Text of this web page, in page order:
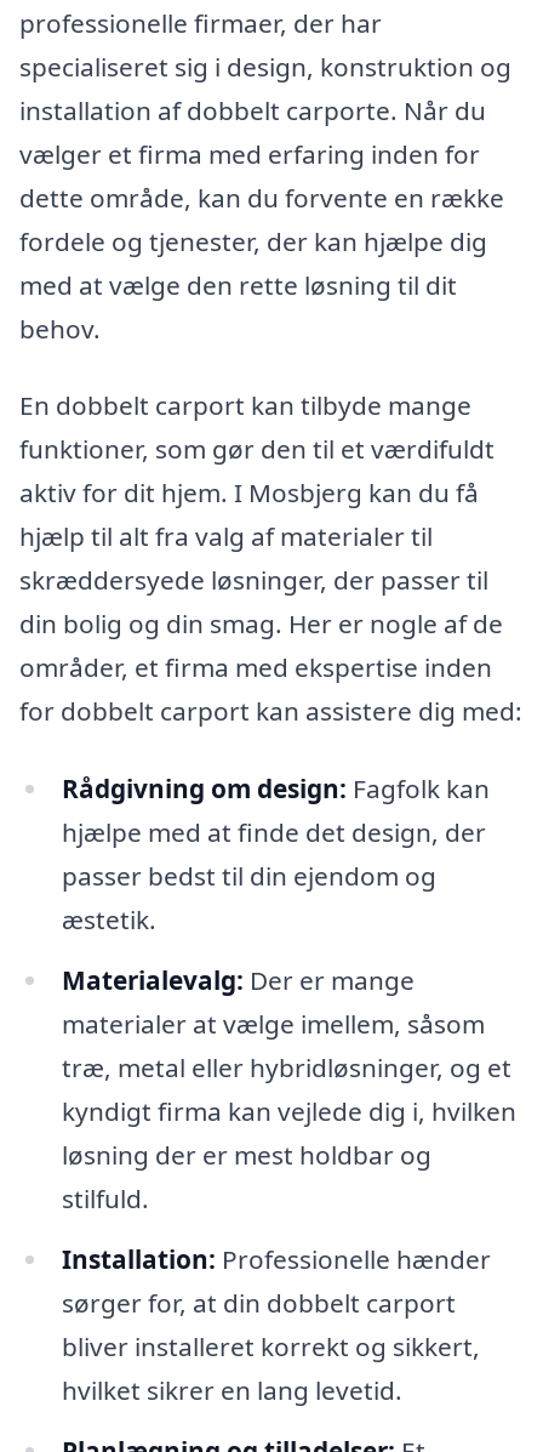
professionelle firmaer, der har
specialiseret sig i design, konstruktion og
installation af dobbelt carporte. Når du
vælger et firma med erfaring inden for
dette område, kan du forvente en række
fordele og tjenester, der kan hjælpe dig
med at vælge den rette løsning til dit
behov.
En dobbelt carport kan tilbyde mange
funktioner, som gør den til et værdifuldt
aktiv for dit hjem. I Mosbjerg kan du få
hjælp til alt fra valg af materialer til
skræddersyede løsninger, der passer til
din bolig og din smag. Her er nogle af de
områder, et firma med ekspertise inden
for dobbelt carport kan assistere dig med:
Rådgivning om design: Fagfolk kan
hjælpe med at finde det design, der
passer bedst til din ejendom og
æstetik.
Materialevalg: Der er mange
materialer at vælge imellem, såsom
træ, metal eller hybridløsninger, og et
kyndigt firma kan vejlede dig i, hvilken
løsning der er mest holdbar og
stilfuld.
Installation: Professionelle hænder
sørger for, at din dobbelt carport
bliver installeret korrekt og sikkert,
hvilket sikrer en lang levetid.